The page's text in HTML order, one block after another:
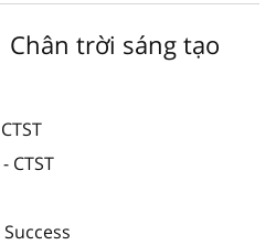
Chân trời sáng tạo
CTST